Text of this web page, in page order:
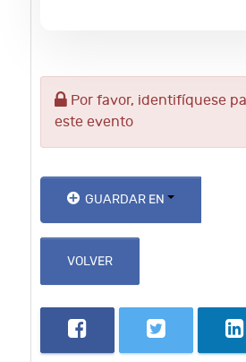
Por favor, identifíquese
este evento
GUARDAR EN
VOLVER